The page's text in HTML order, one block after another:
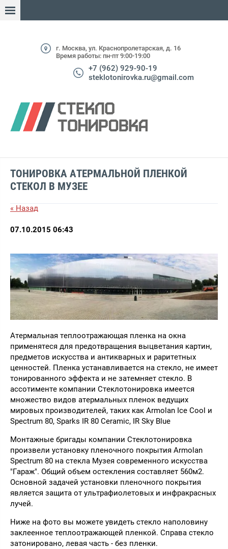
г. Москва, ул. Краснопролетарская, д. 16
Время работы: пн-пт 9:00-19:00
+7 (962) 929-90-19
steklotonirovka.ru@gmail.com
ТОНИРОВКА АТЕРМАЛЬНОЙ ПЛЕНКОЙ
СТЕКОЛ В МУЗЕЕ
« Назад
07.10.2015 06:43
Атермальная теплоотражающая пленка на окна
применятеся для предотвращения выцветания картин,
предметов искусства и антикварных и раритетных
ценностей. Пленка устанавливается на стекло, не имеет
тонированного эффекта и не затемняет стекло. В
ассотименте компании Стеклотонировка имеется
множество видов атермальных пленок ведущих
мировых производителей, таких как Armolan Ice Cool и
Spectrum 80, Sparks IR 80 Ceramic, IR Sky Blue
Монтажные бригады компании Стеклотонировка
произвели установку пленочного покрытия Armolan
Spectrum 80 на стекла Музея современного искусства
"Гараж". Общий объем остекления составляет 560м2.
Основной задачей установки пленочного покрытия
является защита от ультрафиолетовых и инфракрасных
лучей.
Ниже на фото вы можете увидеть стекло наполовину
заклеенное теплоотражающей пленкой. Справа стекло
затонировано, левая часть - без пленки.